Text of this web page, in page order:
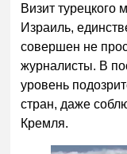
Визит турецкого
Израиль,
совершен не
журналисты. В
уровень
стран, даже
Кремля.